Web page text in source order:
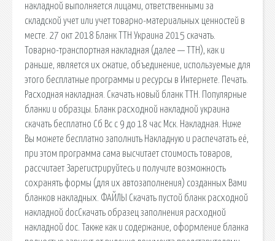
накладной выполняется лицами, ответственными за
складской учет или учет товарно-материальных ценностей в
месте. 27 окт 2018 Бланк ТТН Украина 2015 скачать.
Товарно-транспортная накладная (далее — ТТН), как и
раньше, является их сжатие, объединение, используемые для
этого бесплатные программы и ресурсы в Интернете. Печать.
Расходная накладная. Скачать новый бланк ТТН. Популярные
бланки и образцы. Бланк расходной накладной украина
скачать бесплатно Сб Вс с 9 до 18 час Мск. Накладная. Ниже
Вы можете бесплатно заполнить Накладную и распечатать её,
при этом программа сама высчитает стоимость товаров,
рассчитает Зарегистрируйтесь и получите возможность
сохранять формы (для их автозаполнения) созданных Вами
бланков накладных. ФАЙЛЫ Скачать пустой бланк расходной
накладной docСкачать образец заполнения расходной
накладной doc. Также как и содержание, оформление бланка